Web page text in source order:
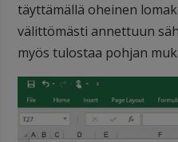
täyttämällä oheinen
välittömästi annettuun
myös tulostaa pohjan